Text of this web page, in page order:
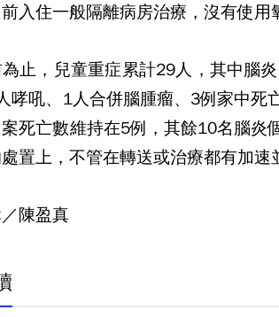
入住一般隔離病房治療，沒有使用
止，兒童重症累計29人，其中腦
哮吼、1人合併腦腫瘤、3例家中死
死亡數維持在5例，其餘10名腦炎
置上，不管在轉送或治療都有加速
陳盈真